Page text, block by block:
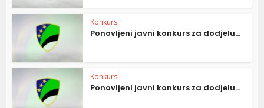
Konkursi
Ponovljeni javni konkurs za dodjelu...
Konkursi
Ponovljeni javni konkurs za dodjelu...